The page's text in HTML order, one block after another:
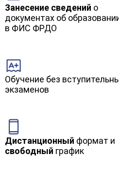
Занесение сведений о
документах об
в ФИС ФРДО
Обучение без
экзаменов
Дистанционный формат и
свободный график